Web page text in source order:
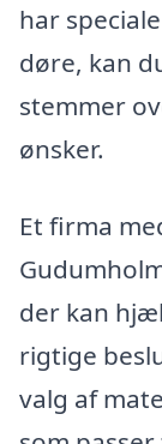
har
døre, kan
stemmer
ønsker.
Et firma
der kan
rigtige
valg af